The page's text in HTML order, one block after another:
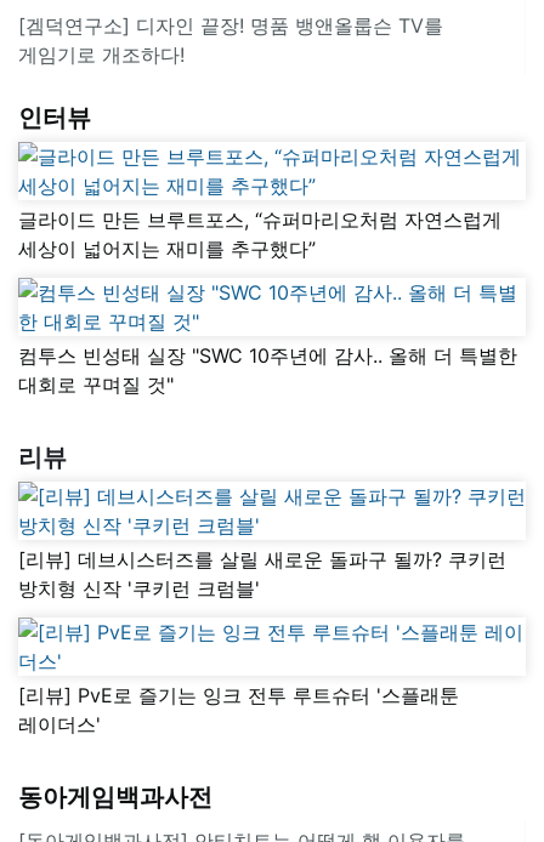
[겜덕연구소] 디자인 끝장! 명품 뱅앤올룹슨 TV를
게임기로 개조하다!
인터뷰
글라이드 만든 브루트포스, “슈퍼마리오처럼 자연스럽게
세상이 넓어지는 재미를 추구했다”
컴투스 빈성태 실장 "SWC 10주년에 감사.. 올해 더 특별한
대회로 꾸며질 것"
리뷰
[리뷰] 데브시스터즈를 살릴 새로운 돌파구 될까? 쿠키런
방치형 신작 '쿠키런 크럼블'
[리뷰] PvE로 즐기는 잉크 전투 루트슈터 '스플래툰
레이더스'
동아게임백과사전